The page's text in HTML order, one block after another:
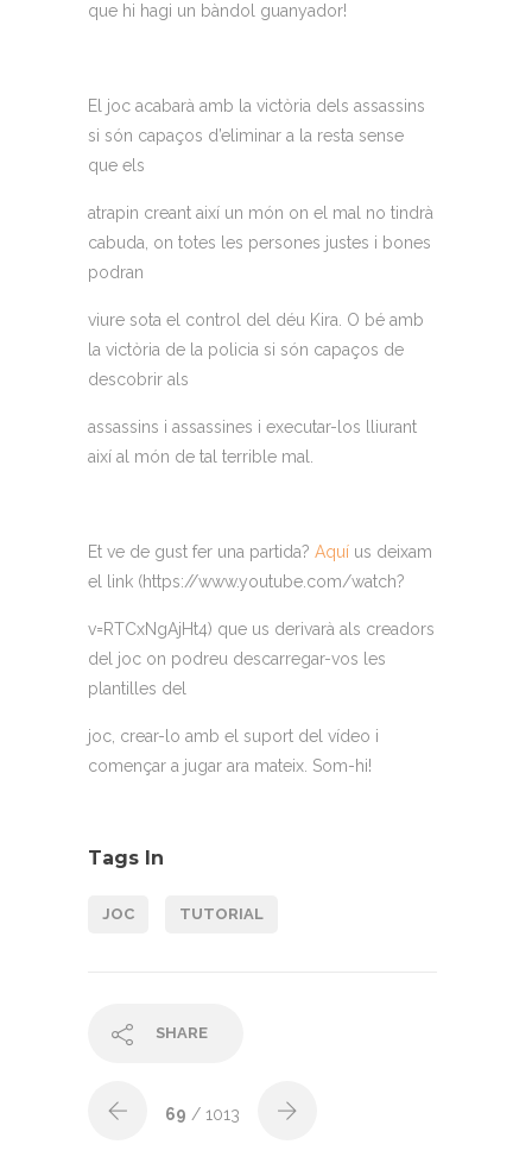
que hi hagi un bàndol guanyador!
El joc acabarà amb la victòria dels assassins
si són capaços d’eliminar a la resta sense
que els
atrapin creant així un món on el mal no tindrà
cabuda, on totes les persones justes i bones
podran
viure sota el control del déu Kira. O bé amb
la victòria de la policia si són capaços de
descobrir als
assassins i assassines i executar-los lliurant
així al món de tal terrible mal.
Et ve de gust fer una partida? Aquí us deixam
el link (https://www.youtube.com/watch?
v=RTCxNgAjHt4) que us derivarà als creadors
del joc on podreu descarregar-vos les
plantilles del
joc, crear-lo amb el suport del vídeo i
començar a jugar ara mateix. Som-hi!
Tags In
JOC TUTORIAL
SHARE
69 / 1013